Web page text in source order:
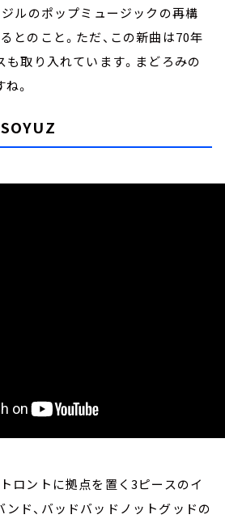
ルのポップミュージックの再構
とのこと。ただ、この新曲は70年
も取り入れています。まどろみの
。
ロントに拠点を置く3ピースのイ
ド、バッドバッドノットグッドの